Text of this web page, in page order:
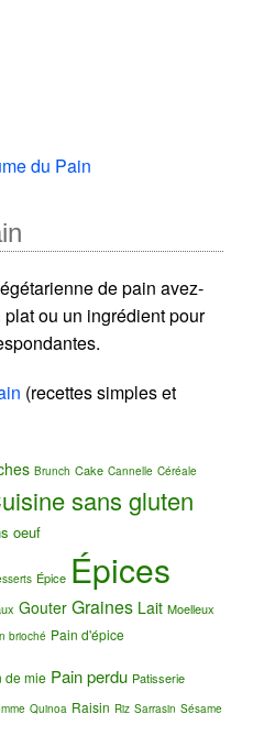
du Pain
de pain avez-
ou un ingrédient pour
(recettes simples et
Brunch Cake Cannelle Céréale
sans gluten
oeuf
Épice Épices
Gouter Graines Lait Moelleux
brioché Pain d'épice
de mie Pain perdu Patisserie
Quinoa Raisin Riz Sarrasin Sésame